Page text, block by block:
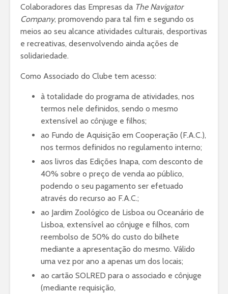
Colaboradores das Empresas da The Navigator
Company, promovendo para tal fim e segundo os
meios ao seu alcance atividades culturais, desportivas
e recreativas, desenvolvendo ainda ações de
solidariedade.
Como Associado do Clube tem acesso:
à totalidade do programa de atividades, nos
termos nele definidos, sendo o mesmo
extensível ao cônjuge e filhos;
ao Fundo de Aquisição em Cooperação (F.A.C.),
nos termos definidos no regulamento interno;
aos livros das Edições Inapa, com desconto de
40% sobre o preço de venda ao público,
podendo o seu pagamento ser efetuado
através do recurso ao F.A.C.;
ao Jardim Zoológico de Lisboa ou Oceanário de
Lisboa, extensível ao cônjuge e filhos, com
reembolso de 50% do custo do bilhete
mediante a apresentação do mesmo. Válido
uma vez por ano a apenas um dos locais;
ao cartão SOLRED para o associado e cônjuge
(mediante requisição,